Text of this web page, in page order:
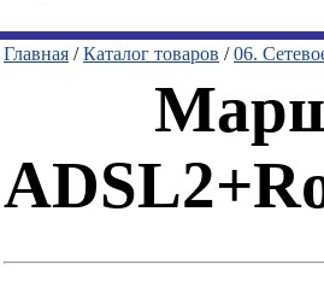
Главная /Каталог товаров /06.